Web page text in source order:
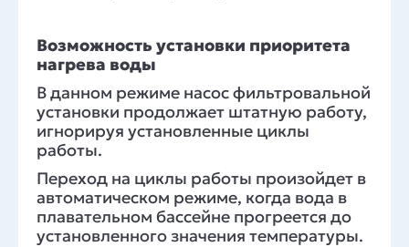
Возможность установки приоритета
нагрева воды
В данном режиме насос фильтровальной
установки продолжает штатную работу,
игнорируя установленные циклы
работы.
Переход на циклы работы произойдет в
автоматическом режиме, когда вода в
плавательном бассейне прогреется до
установленного значения температуры.